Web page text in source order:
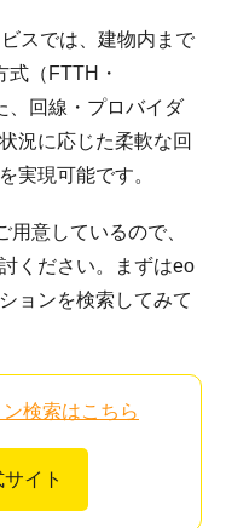
スでは、建物内まで
（FTTH・
、回線・プロバイダ
況に応じた柔軟な回
実現可能です。
意しているので、
ください。まずはeo
ョンを検索してみて
検索はこちら
イト